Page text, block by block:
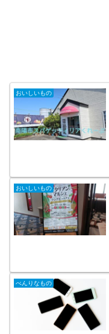
おいしいもの
おいしいもの
べんりなもの